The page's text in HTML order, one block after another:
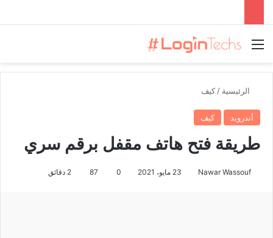
القائمة
الرئيسية /كيف
أندرويد كيف
طريقة فتح هاتف مقفل برقم سري
Nawar Wassouf 23 مايو، 2021 0
87